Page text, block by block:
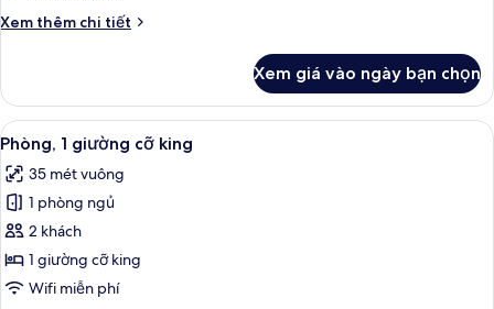
king,
hồ
bơi
Xem thêm chi tiết
Chi
Phòng,
giường
king,
quang
hồ
bơi
Xem giá vào ngày bạn chọn
Xem
tất
cả
ảnh
Phòng,
1
giường
Minibar, két bảo mật tại phòng, bàn
11
Phòng, 1 giường cỡ king
35 mét vuông
1 phòng ngủ
2 khách
1 giường cỡ king
Wifi miễn phí